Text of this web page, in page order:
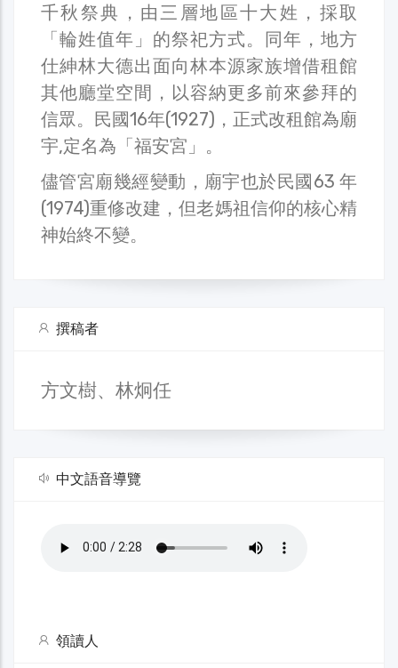
千秋祭典，由三層地區十大姓，採取
「輪姓值年」的祭祀方式。同年，地方
仕紳林大德出面向林本源家族增借租館
其他廳堂空間，以容納更多前來參拜的
信眾。民國16年(1927)，正式改租館為廟
宇,定名為「福安宮」。
儘管宮廟幾經變動，廟宇也於民國63 年
(1974)重修改建，但老媽祖信仰的核心精
神始終不變。
撰稿者
方文樹、林炯任
中文語音導覽
領讀人